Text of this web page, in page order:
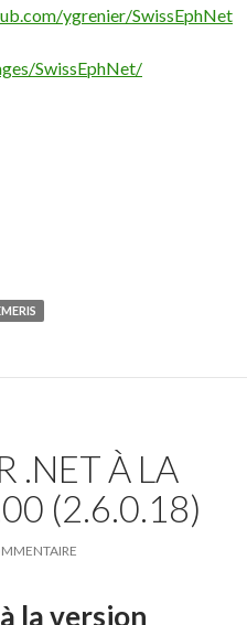
ygrenier/SwissEphNet
SwissEphNet/
.NET À LA
(2.6.0.18)
la version